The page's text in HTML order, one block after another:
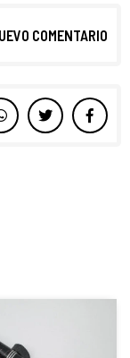
COMENTARIO